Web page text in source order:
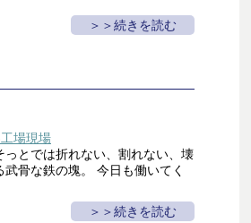
＞続きを読む
場現場
とでは折れない、割れない、壊
骨な鉄の塊。 今日も働いてく
＞続きを読む